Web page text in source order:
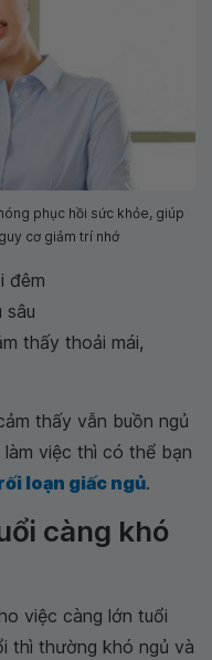
phục hồi sức khỏe, giúp
cơ giảm trí nhớ
đêm
sâu
thấy thoải mái,
thấy vẫn buồn ngủ
việc thì có thể bạn
loạn giấc ngủ.
càng khó
việc càng lớn tuổi
thì thường khó ngủ và